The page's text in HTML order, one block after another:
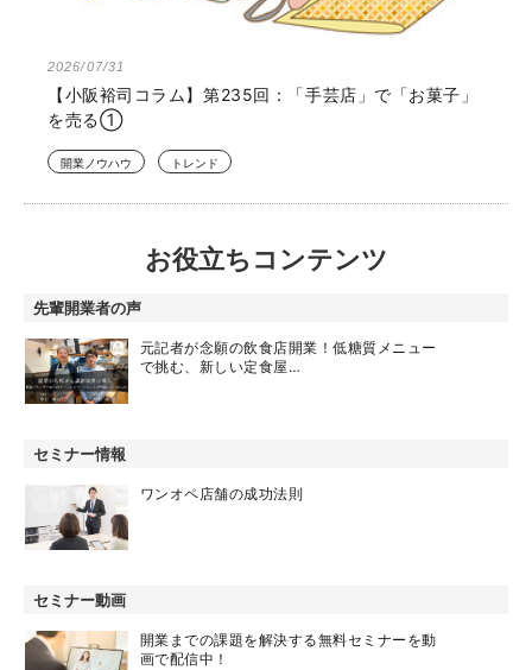
2026/07/31
【小阪裕司コラム】第235回：「手芸店」で「お菓子」
を売る①
開業ノウハウ トレンド
お役立ちコンテンツ
先輩開業者の声
元記者が念願の飲食店開業！低糖質メニュー
で挑む、新しい定食屋…
セミナー情報
ワンオペ店舗の成功法則
セミナー動画
開業までの課題を解決する無料セミナーを動
画で配信中！